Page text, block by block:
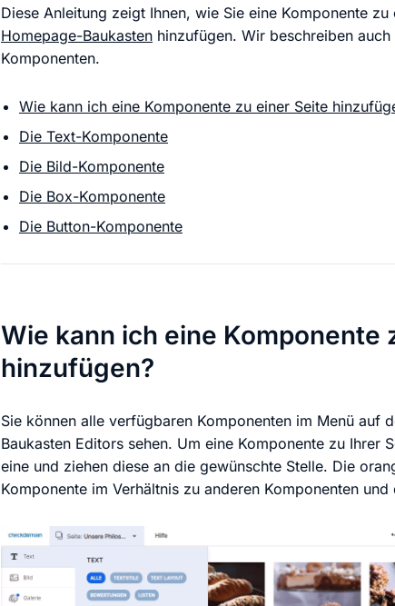
KI Domain Generator
Erstelle schnell gute Domains
.de Domain .com Domain
.at Domain
Website
Unser Website-
Diese Anleitung zeigt Ihnen, wie Sie eine Komponente
Homepage-Baukasten hinzufügen. Wir beschreiben
Komponenten.
Wie kann ich eine Komponente zu einer Seite
Die Text-Komponente
Die Bild-Komponente
Die Box-Komponente
Die Button-Komponente
Wie kann ich eine Komponente
hinzufügen?
Sie können alle verfügbaren Komponenten im Menü auf
Baukasten Editors sehen. Um eine Komponente zu Ihrer
eine und ziehen diese an die gewünschte Stelle. Die
Komponente im Verhältnis zu anderen Komponenten